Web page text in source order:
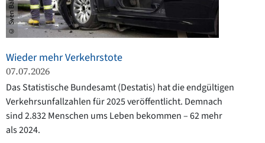
Wieder mehr Verkehrstote
07.07.2026
Das Statistische Bundesamt (Destatis) hat die endgültigen
Verkehrsunfallzahlen für 2025 veröffentlicht. Demnach
sind 2.832 Menschen ums Leben bekommen – 62 mehr
als 2024.